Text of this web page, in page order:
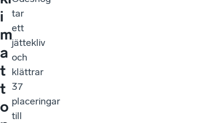
i
m
a
t
t
o
tar
ett
jättekliv
och
klättrar
37
placeringar
till